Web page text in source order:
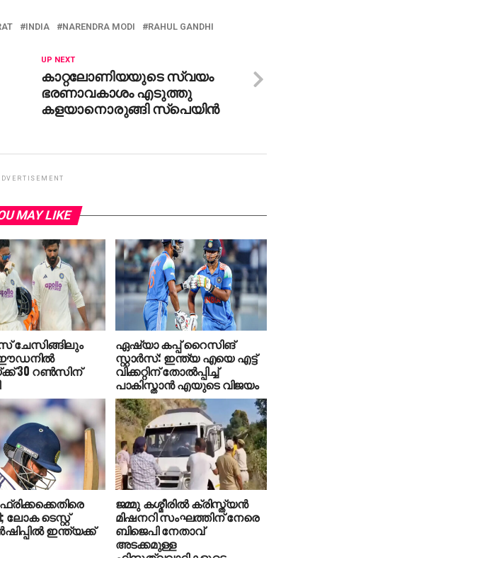
INDIA NARENDRA MODI RAHUL GANDHI
UP NEXT
കാറ്റലോണിയയുടെ സ്വയം
ഭരണാവകാശം എടുത്തു
കളയാനൊരുങ്ങി സ്‌പെയിന്‍
MAY LIKE
ചേസിങ്ങിലും
ഈഡനില്‍
30 റണ്‍സിന്
ഏഷ്യാ കപ്പ് റൈസിങ്
സ്റ്റാര്‍സ്: ഇന്ത്യ എയെ എട്ട്
വിക്കറ്റിന് തോല്‍പ്പിച്ച്
പാകിസ്താന്‍ എയുടെ വിജയം
ടെസ്റ്റ്
ഇന്ത്യക്ക്
ജമ്മു കശ്മീരില്‍ ക്രിസ്ത്യന്‍
മിഷനറി സംഘത്തിന് നേരെ
ബിജെപി നേതാവ്
അടക്കമുള്ള
ഹിന്ദുത്വവാദികളുടെ